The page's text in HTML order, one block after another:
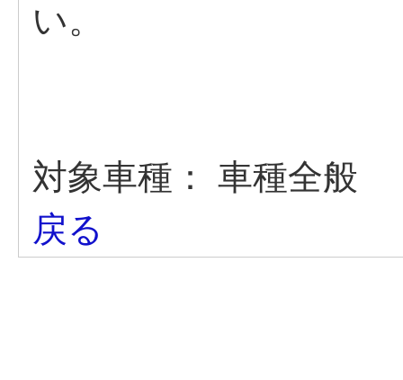
い。
対象車種：
車種全般
戻る